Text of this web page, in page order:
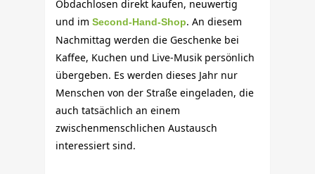
Obdachlosen direkt kaufen, neuwertig
und imSecond-Hand-Shop. An diesem
Nachmittag werden die Geschenke bei
Kaffee, Kuchen und Live-Musik persönlich
übergeben. Es werden dieses Jahr nur
Menschen von der Straße eingeladen, die
auch tatsächlich an einem
zwischenmenschlichen Austausch
interessiert sind.